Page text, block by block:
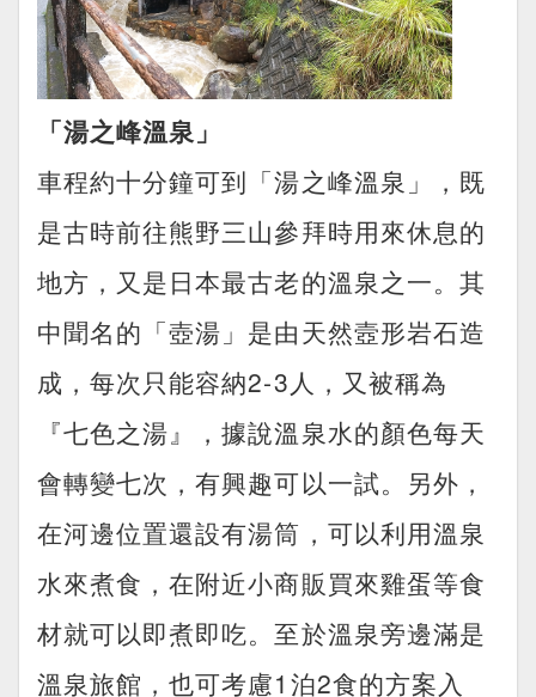
「湯之峰溫泉」
車程約十分鐘可到「湯之峰溫泉」，既
是古時前往熊野三山參拜時用來休息的
地方，又是日本最古老的溫泉之一。其
中聞名的「壺湯」是由天然壼形岩石造
成，每次只能容納2-3人，又被稱為
『七色之湯』，據說溫泉水的顏色每天
會轉變七次，有興趣可以一試。另外，
在河邊位置還設有湯筒，可以利用溫泉
水來煮食，在附近小商販買來雞蛋等食
材就可以即煮即吃。至於溫泉旁邊滿是
溫泉旅館，也可考慮1泊2食的方案入